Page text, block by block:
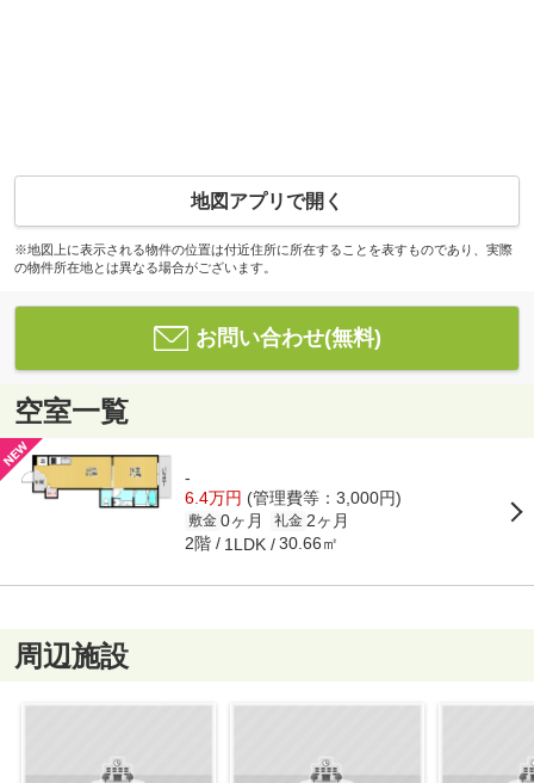
地図アプリで開く
※地図上に表示される物件の位置は付近住所に所在することを表すものであり、実際
の物件所在地とは異なる場合がございます。
お問い合わせ(無料)
空室一覧
-
6.4万円 (管理費等：3,000円)
敷金 0ヶ月 礼金 2ヶ月
2階 1LDK 30.66㎡
周辺施設